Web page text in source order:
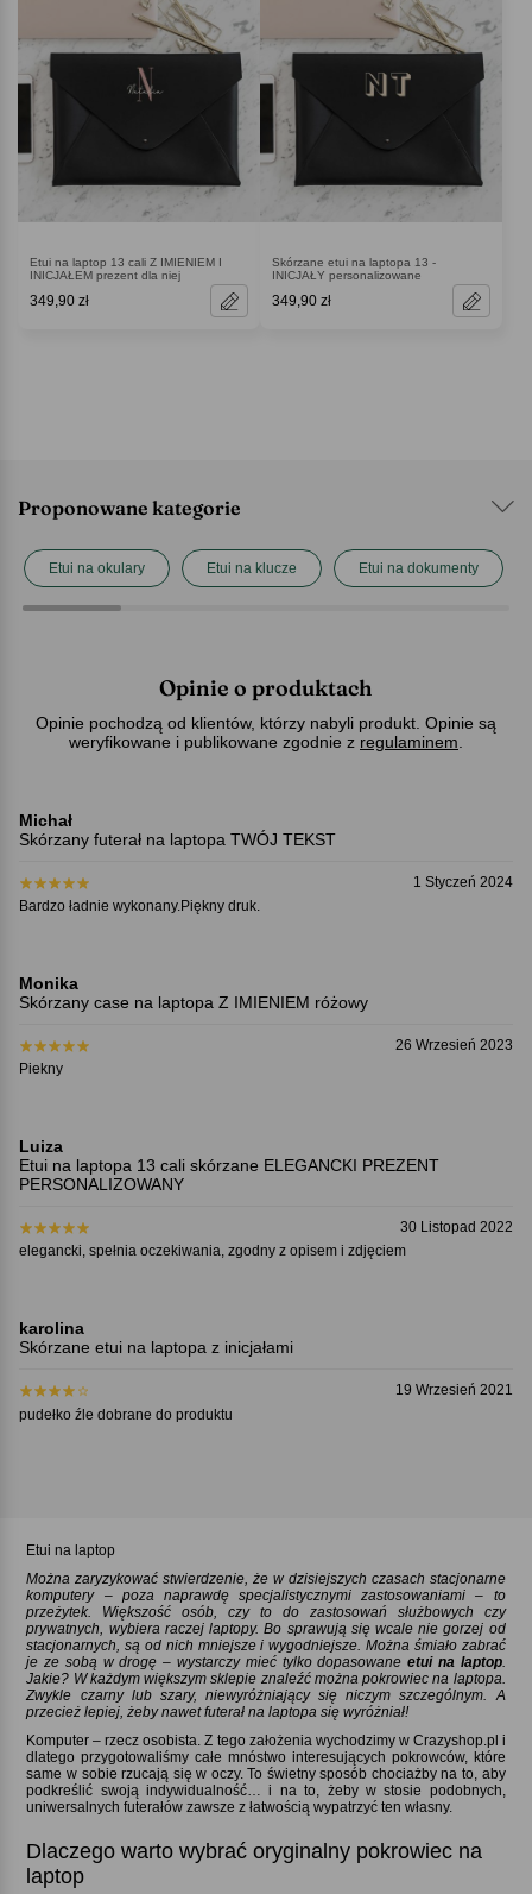
Etui na laptop 13 cali Z IMIENIEM I
INICJAŁEM prezent dla niej
349,90 zł
Skórzane etui na laptopa 13 -
INICJAŁY personalizowane
349,90 zł
Proponowane kategorie
Etui na okulary Etui na klucze Etui na dokumenty
Opinie o produktach
Opinie pochodzą od klientów, którzy nabyli produkt. Opinie są
weryfikowane i publikowane zgodnie z regulaminem
Skórzany futerał na laptopa TWÓJ TEKST
Michał
1 Styczeń 2024
Bardzo ładnie wykonany.Piękny druk.
Skórzany case na laptopa Z IMIENIEM różowy
Monika
26 Wrzesień 2023
Piekny
Etui na laptopa 13 cali skórzane ELEGANCKI PREZENT
PERSONALIZOWANY
Luiza
30 Listopad 2022
elegancki, spełnia oczekiwania, zgodny z opisem i zdjęciem
Skórzane etui na laptopa z inicjałami
karolina
19 Wrzesień 2021
pudełko źle dobrane do produktu
Etui na laptop
Można zaryzykować stwierdzenie, że w dzisiejszych czasach stacjonarne
komputery – poza naprawdę specjalistycznymi zastosowaniami – to
przeżytek. Większość osób, czy to do zastosowań służbowych czy
prywatnych, wybiera raczej laptopy. Bo sprawują się wcale nie gorzej od
stacjonarnych, są od nich mniejsze i wygodniejsze. Można śmiało zabrać
je ze sobą w drogę – wystarczy mieć tylko dopasowaneetui na laptop.
Jakie? W każdym większym sklepie znaleźć można pokrowiec na laptopa.
Zwykle czarny lub szary, niewyróżniający się niczym szczególnym. A
przecież lepiej, żeby nawet futerał na laptopa się wyróżniał!
Komputer – rzecz osobista. Z tego założenia wychodzimy w Crazyshop.pl i
dlatego przygotowaliśmy całe mnóstwo interesujących pokrowców, które
same w sobie rzucają się w oczy. To świetny sposób chociażby na to, aby
podkreślić swoją indywidualność… i na to, żeby w stosie podobnych,
uniwersalnych futerałów zawsze z łatwością wypatrzyć ten własny.
Dlaczego warto wybrać oryginalny pokrowiec na
laptop